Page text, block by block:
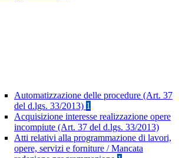
Automatizzazione delle procedure (Art. 37
del d.lgs. 33/2013) 1
Acquisizione interesse realizzazione opere
incompiute (Art. 37 del d.lgs. 33/2013)
Atti relativi alla programmazione di lavori,
opere, servizi e forniture / Mancata